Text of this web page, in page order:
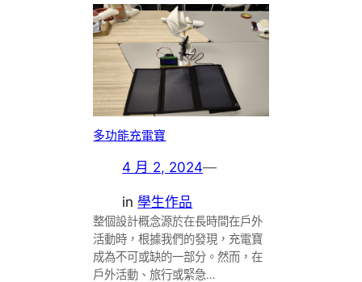
多功能充電寶
4 月 2, 2024—
in學生作品
整個設計概念源於在長時間在戶外
活動時，根據我們的發現，充電寶
成為不可或缺的一部分。然而，在
戶外活動、旅行或緊急…